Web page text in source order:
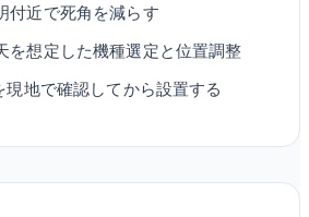
付近で死角を減らす
を想定した機種選定と位置調整
現地で確認してから設置する